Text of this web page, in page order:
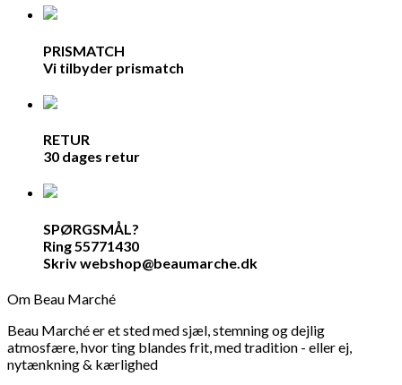
PRISMATCH
Vi tilbyder prismatch
RETUR
30 dages retur
SPØRGSMÅL?
Ring 55771430
Skriv webshop@beaumarche.dk
Om Beau Marché
Beau Marché er et sted med sjæl, stemning og dejlig
atmosfære, hvor ting blandes frit, med tradition - eller ej,
nytænkning & kærlighed